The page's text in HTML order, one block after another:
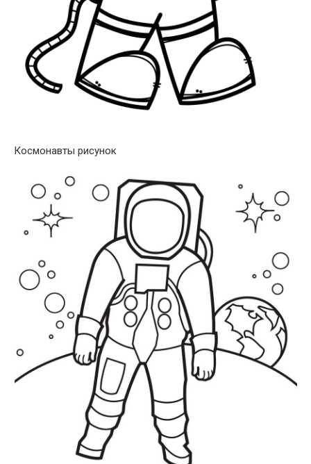
Космонавты рисунок